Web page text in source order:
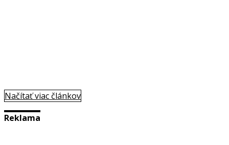
Načítať viac článkov
Reklama